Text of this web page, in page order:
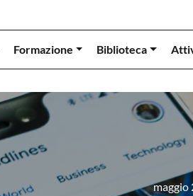
Formazione Biblioteca
maggio